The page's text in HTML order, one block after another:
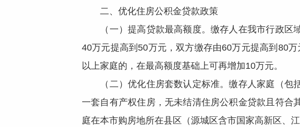
二、优化住房公积金贷款政策
（一）提高贷款最高额度。缴存人在我市行政区
40万元提高到50万元，双方缴存由60万元提高到80
以上家庭的，在最高额度基础上可再增加10万元。
（二）优化住房套数认定标准。缴存人家庭（包
一套自有产权住房，无未结清住房公积金贷款且符合
庭在本市购房地所在县区（源城区含市国家高新区、